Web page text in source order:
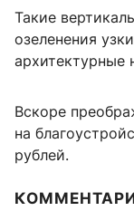
Такие
озеленения
архитектурные
Вскоре
на
рублей.